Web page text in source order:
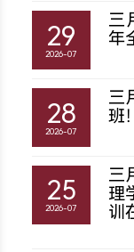
29
2026-07
三
年
28
2026-07
三
班
25
2026-07
三
理
训